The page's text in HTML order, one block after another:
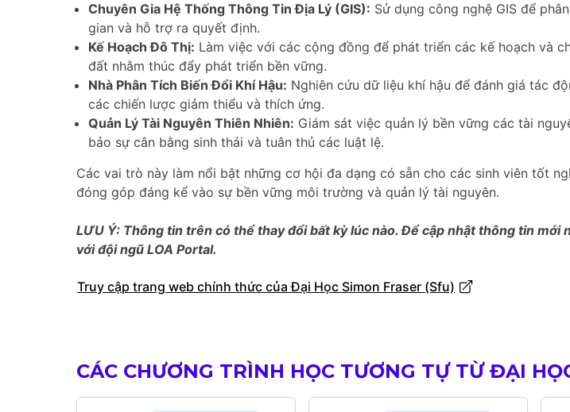
Chuyên Gia Hệ Thống Thông Tin Địa Lý (GIS): Sử dụng công nghệ GIS để
gian và hỗ trợ ra quyết định.
Kế Hoạch Đô Thị: Làm việc với các cộng đồng để phát triển các kế hoạch và
đất nhằm thúc đẩy phát triển bền vững.
Nhà Phân Tích Biến Đổi Khí Hậu: Nghiên cứu dữ liệu khí hậu để đánh giá tác
các chiến lược giảm thiểu và thích ứng.
Quản Lý Tài Nguyên Thiên Nhiên: Giám sát việc quản lý bền vững các tài
bảo sự cân bằng sinh thái và tuân thủ các luật lệ.
Các vai trò này làm nổi bật những cơ hội đa dạng có sẵn cho các sinh viên tốt
đóng góp đáng kể vào sự bền vững môi trường và quản lý tài nguyên.
LƯU Ý: Thông tin trên có thể thay đổi bất kỳ lúc nào. Để cập nhật thông tin mới
với đội ngũ LOA Portal.
Truy cập trang web chính thức của Đại Học Simon Fraser (Sfu)
CÁC CHƯƠNG TRÌNH HỌC TƯƠNG TỰ TỪ ĐẠI